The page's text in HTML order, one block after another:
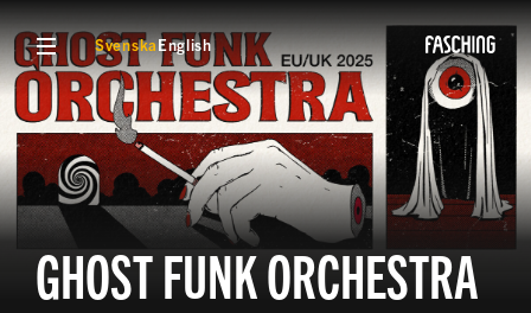
VISA MENY
SvenskaEnglish
GHOST FUNK ORCHESTRA